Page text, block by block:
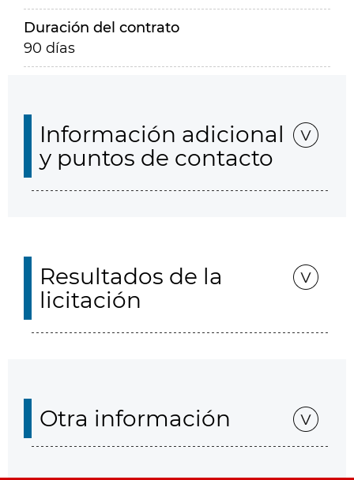
Duración del contrato
90 días
Información adicional
y puntos de contacto
Resultados de la
licitación
Otra información